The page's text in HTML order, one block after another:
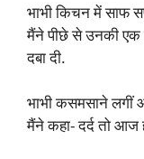
भाभी किचन में साफ
मैंने पीछे से उनकी
दबा दी.
भाभी कसमसाने लगीं
मैंने कहा- दर्द तो आज